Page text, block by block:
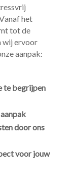
het
tot de
wij ervoor
aanpak:
te begrijpen
door ons
voor jouw